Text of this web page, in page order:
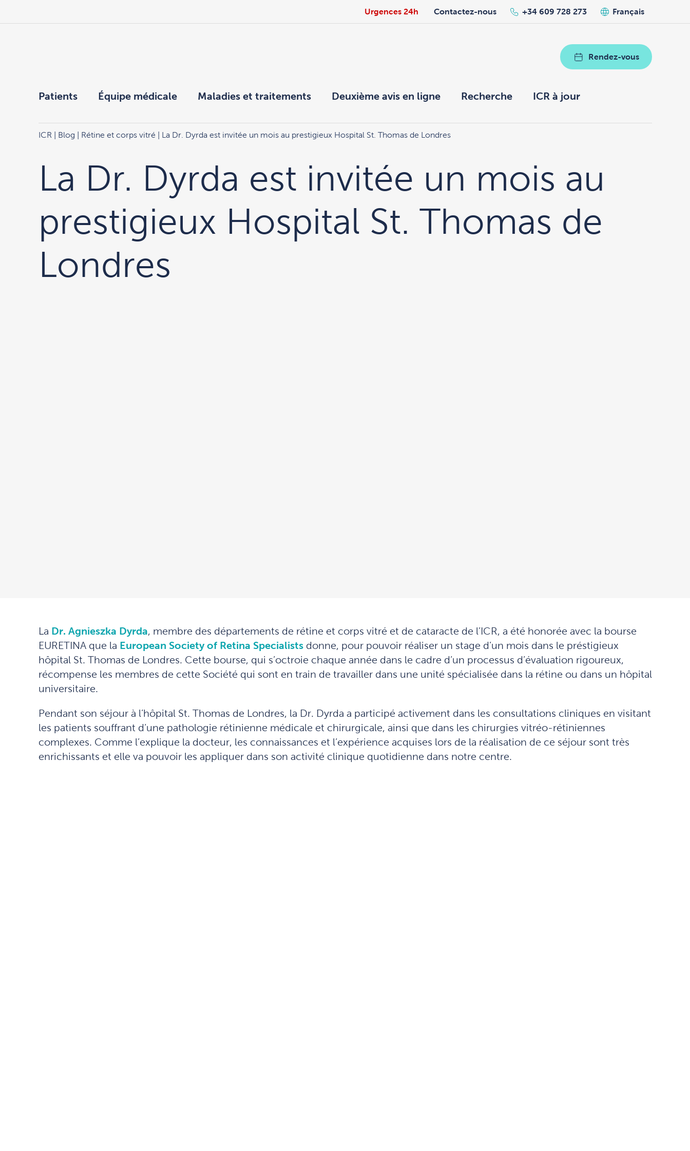
Urgences 24h Contactez-nous +34 609 728 273 Français
Rendez-vous
Patients Équipe médicale Maladies et traitements Deuxième avis en ligne Recherche ICR à jour
ICR Blog Rétine et corps vitré | La Dr. Dyrda est invitée un mois au prestigieux Hospital St. Thomas de Londres
La Dr. Dyrda est invitée un mois au
prestigieux Hospital St. Thomas de
Londres
La Dr. Agnieszka Dyrda, membre des départements de rétine et corps vitré et de cataracte de l’ICR, a été honorée avec la bourse
EURETINA que la European Society of Retina Specialistsdonne, pour pouvoir réaliser un stage d’un mois dans le préstigieux
hôpital St. Thomas de Londres. Cette bourse, qui s’octroie chaque année dans le cadre d’un processus d’évaluation rigoureux,
récompense les membres de cette Société qui sont en train de travailler dans une unité spécialisée dans la rétine ou dans un hôpital
universitaire.
Pendant son séjour à l’hôpital St. Thomas de Londres, la Dr. Dyrda a participé activement dans les consultations cliniques en visitant
les patients souffrant d’une pathologie rétinienne médicale et chirurgicale, ainsi que dans les chirurgies vitréo-rétiniennes
complexes. Comme l’explique la docteur, les connaissances et l’expérience acquises lors de la réalisation de ce séjour sont très
enrichissants et elle va pouvoir les appliquer dans son activité clinique quotidienne dans notre centre.